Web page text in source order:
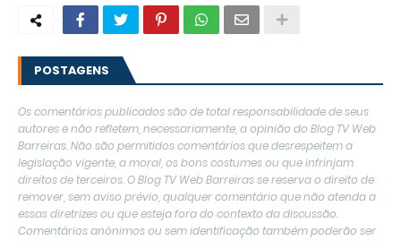
POSTAGENS
Os comentários publicados são de total responsabilidade de seus
autores e não refletem, necessariamente, a opinião do Blog TV Web
Barreiras. Não são permitidos comentários que desrespeitem a
legislação vigente, a moral, os bons costumes ou que infrinjam
direitos de terceiros. O Blog TV Web Barreiras se reserva o direito de
remover, sem aviso prévio, qualquer comentário que não atenda a
essas diretrizes ou que esteja fora do contexto da discussão.
Comentários anônimos ou sem identificação também poderão ser